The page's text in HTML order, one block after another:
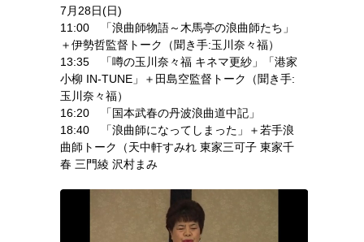
7月28日(日)
11:00 「浪曲師物語～木馬亭の浪曲師たち」
＋伊勢哲監督トーク（聞き手:玉川奈々福）
13:35 「噂の玉川奈々福 キネマ更紗」「港家
小柳 IN-TUNE」＋田島空監督トーク（聞き手:
玉川奈々福）
16:20 「国本武春の丹波浪曲道中記」
18:40 「浪曲師になってしまった」＋若手浪
曲師トーク（天中軒すみれ 東家三可子 東家千
春 三門綾 沢村まみ